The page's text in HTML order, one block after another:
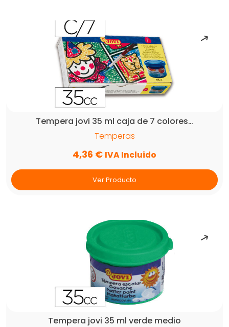
Tempera jovi 35 ml caja de 7 colores…
Temperas
4,36 € IVA Incluido
Ver Producto
Tempera jovi 35 ml verde medio